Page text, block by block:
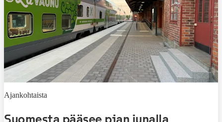
Ajankohtaista
Suomesta pääsee pian junalla